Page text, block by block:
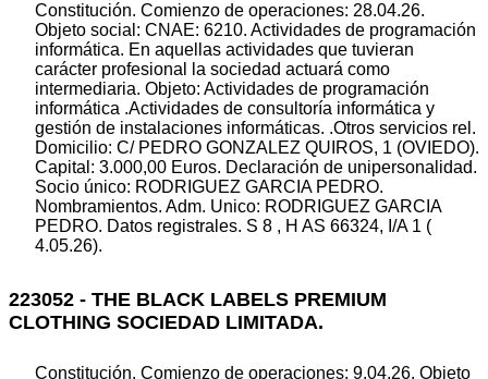
Constitución. Comienzo de operaciones: 28.04.26.
Objeto social: CNAE: 6210. Actividades de programación
informática. En aquellas actividades que tuvieran
carácter profesional la sociedad actuará como
intermediaria. Objeto: Actividades de programación
informática .Actividades de consultoría informática y
gestión de instalaciones informáticas. .Otros servicios rel.
Domicilio: C/ PEDRO GONZALEZ QUIROS, 1 (OVIEDO).
Capital: 3.000,00 Euros. Declaración de unipersonalidad.
Socio único: RODRIGUEZ GARCIA PEDRO.
Nombramientos. Adm. Unico: RODRIGUEZ GARCIA
PEDRO. Datos registrales. S 8 , H AS 66324, I/A 1 (
4.05.26).
223052 - THE BLACK LABELS PREMIUM
CLOTHING SOCIEDAD LIMITADA.
Constitución. Comienzo de operaciones: 9.04.26. Objeto